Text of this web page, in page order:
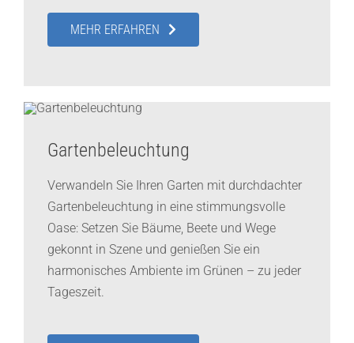
MEHR ERFAHREN
Gartenbeleuchtung
Verwandeln Sie Ihren Garten mit durchdachter
Gartenbeleuchtung in eine stimmungsvolle
Oase: Setzen Sie Bäume, Beete und Wege
gekonnt in Szene und genießen Sie ein
harmonisches Ambiente im Grünen – zu jeder
Tageszeit.